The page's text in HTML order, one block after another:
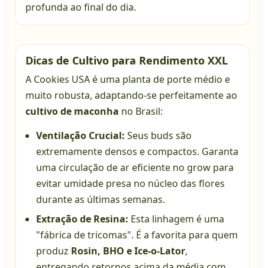
profunda ao final do dia.
Dicas de Cultivo para Rendimento XXL
A Cookies USA é uma planta de porte médio e
muito robusta, adaptando-se perfeitamente ao
cultivo de maconha no Brasil:
Ventilação Crucial: Seus buds são
extremamente densos e compactos. Garanta
uma circulação de ar eficiente no grow para
evitar umidade presa no núcleo das flores
durante as últimas semanas.
Extração de Resina: Esta linhagem é uma
"fábrica de tricomas". É a favorita para quem
produz Rosin, BHO e Ice-o-Lator,